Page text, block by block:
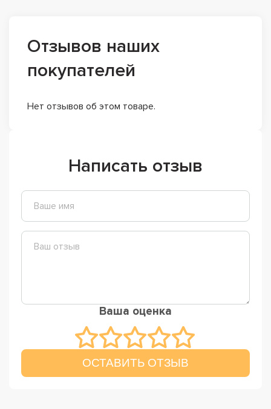
Отзывов наших
покупателей
Нет отзывов об этом товаре.
Написать отзыв
Ваша оценка
ОСТАВИТЬ ОТЗЫВ